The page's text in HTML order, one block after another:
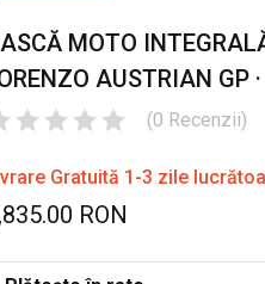
MOTO
AUSTRIAN GP
(0 Recenzii)
Gratuită 1-3 zile
RON